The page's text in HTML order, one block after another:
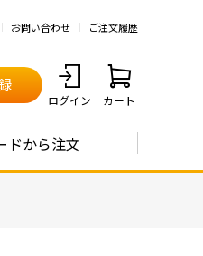
お問い合わせ ご注文履歴
ログイン カート
ドから注文